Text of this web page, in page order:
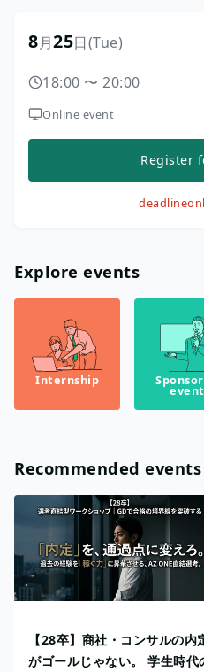
Explore events
Internship
event
Recommended events
【28卒】商社・コンサルの内
がゴールじゃない。 学生時代
8月25日(Tue)
18:00 〜 20:00
Online event
Register
deadline